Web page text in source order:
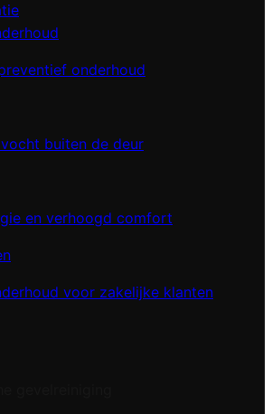
onderhoud
buiten de deur
en verhoogd comfort
voor zakelijke klanten